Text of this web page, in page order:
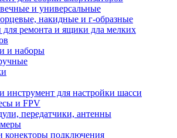
и универсальные
накидные и г-образные
для ремонта и ящики дла мелких
и наборы
инструмент для настройки шасси
и FPV
передатчики, антенны
конекторы подключения